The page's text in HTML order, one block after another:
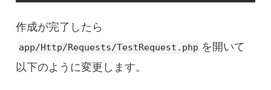
作成が完了したら
app/Http/Requests/TestRequest.php を開いて
以下のように変更します。